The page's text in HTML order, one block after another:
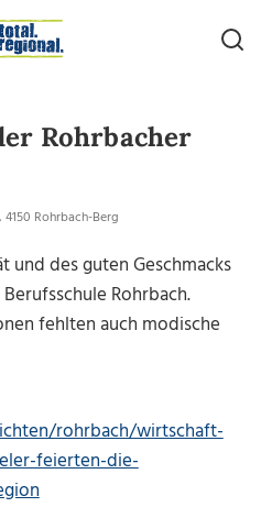
Rohrbacher
, 4150 Rohrbach-Berg
und des guten Geschmacks
Rohrbach.
fehlten auch modische
rohrbach/wirtschaft-
feierten-die-